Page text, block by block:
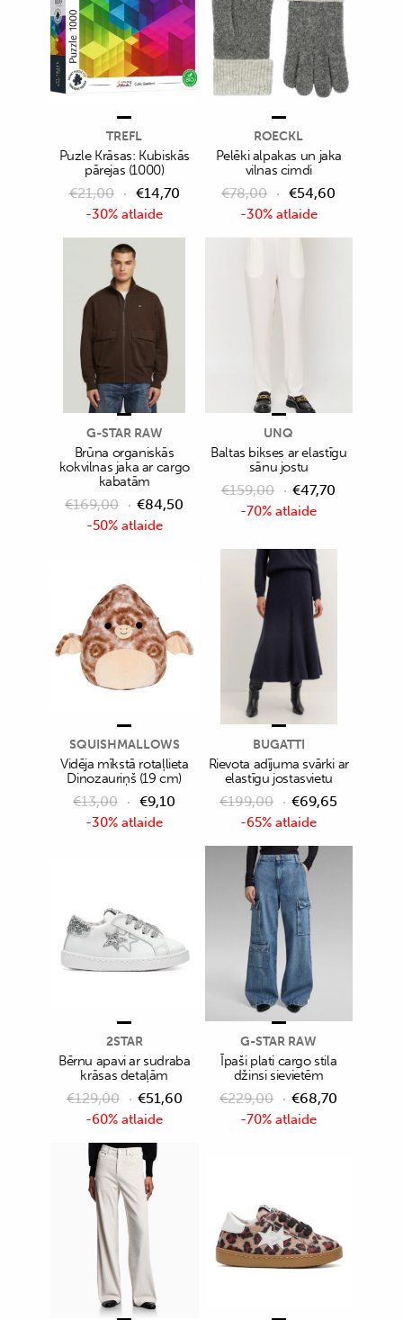
-30% atlaide
TREFL
Puzle Krāsas: Kubiskās
pārejas (1000)
€21,00 €14,70
-30% atlaide
ROECKL
Pelēki alpakas un jaka
vilnas cimdi
€78,00 €54,60
-50% atlaide
G-STAR RAW
Brūna organiskās
kokvilnas jaka ar cargo
kabatām
€169,00 €84,50 -70% atlaide
UNQ
Baltas bikses ar elastīgu
sānu jostu
€159,00 €47,70
-30% atlaide
SQUISHMALLOWS
Vidēja mīkstā rotaļlieta
Dinozauriņš (19 cm)
€13,00 €9,10
-65% atlaide
BUGATTI
Rievota adījuma svārki ar
elastīgu jostasvietu
€199,00 €69,65
-60% atlaide
2STAR
Bērnu apavi ar sudraba
krāsas detaļām
€129,00 €51,60
-70% atlaide
G-STAR RAW
Īpaši plati cargo stila
džinsi sievietēm
€229,00 €68,70